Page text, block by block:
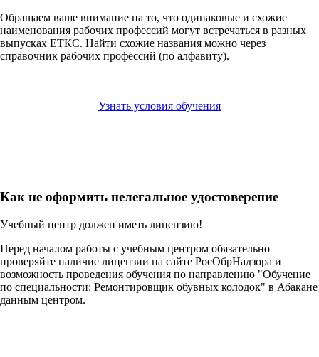
Обращаем ваше внимание на то, что одинаковые и схожие
наименования рабочих профессий могут встречаться в разных
выпусках ЕТКС. Найти схожие названия можно через
справочник рабочих профессий (по алфавиту).
Узнать условия обучения
Как не оформить нелегальное удостоверение
Учебный центр должен иметь лицензию!
Перед началом работы с учебным центром обязательно
проверяйте наличие лицензии на сайте РосОбрНадзора и
возможность проведения обучения по направлению "Обучение
по специальности: Ремонтировщик обувных колодок" в Абакане
данным центром.